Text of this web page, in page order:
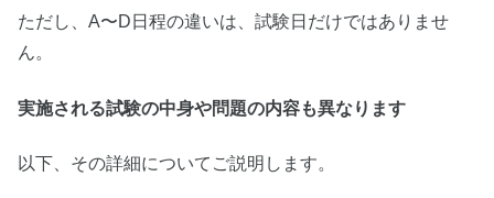
ただし、A〜D日程の違いは、試験日だけではありませ
ん。
実施される試験の中身や問題の内容も異なります
以下、その詳細についてご説明します。